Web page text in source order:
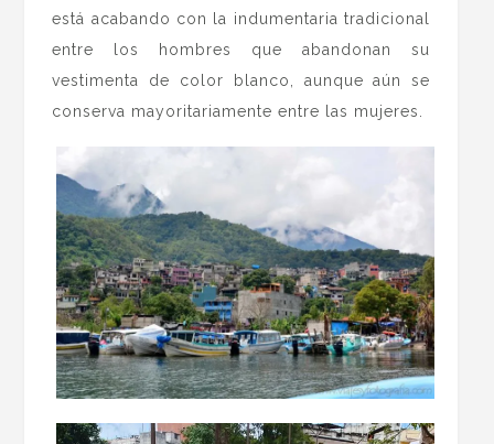
está acabando con la indumentaria tradicional
entre los hombres que abandonan su
vestimenta de color blanco, aunque aún se
conserva mayoritariamente entre las mujeres.